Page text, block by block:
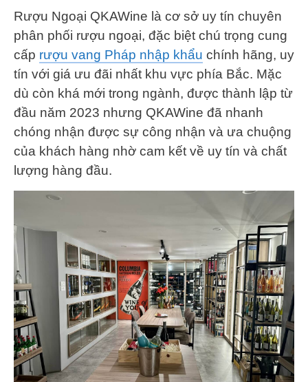
Rượu Ngoại QKAWine là cơ sở uy tín chuyên
phân phối rượu ngoại, đặc biệt chú trọng cung
cấp rượu vang Pháp nhập khẩu chính hãng, uy
tín với giá ưu đãi nhất khu vực phía Bắc. Mặc
dù còn khá mới trong ngành, được thành lập từ
đầu năm 2023 nhưng QKAWine đã nhanh
chóng nhận được sự công nhận và ưa chuộng
của khách hàng nhờ cam kết về uy tín và chất
lượng hàng đầu.